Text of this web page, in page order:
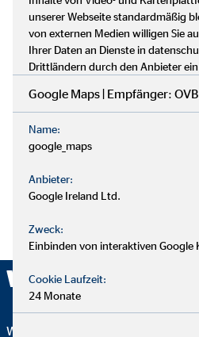
Wir sind
Wir wurden mehrfach
unserer Webseite standardmäßig
von externen Medien willigen Sie
Ihrer Daten an Dienste in
Drittländern durch den Anbieter
Google Maps | Empfänger:
Name:
google_maps
Anbieter:
Google Ireland Ltd.
Zweck:
Einbinden von interaktiven Google
Cookie Laufzeit:
24 Monate